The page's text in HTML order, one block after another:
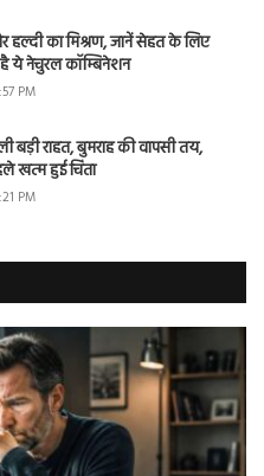
हल्दी का मिश्रण, जानें सेहत के लिए
ये नेचुरल कॉम्बिनेशन
PM
बड़ी राहत, बुमराह की वापसी तय,
खत्म हुई चिंता
PM